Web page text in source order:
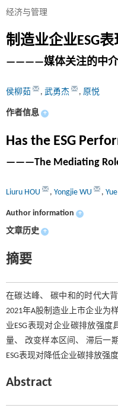
经济与管理
制造业企业ESG
————媒体关注的中介
侯柳茹 , 武勇杰 , 原悦
作者信息 +
Has the ESG
———The Mediating
Liuru HOU , Yongjie WU ,
Author information +
文章历史 +
摘要
在碳达峰、 碳中和的时代大
2021年A股制造业上市企业为
业ESG表现对企业碳排放强
量、 改变样本区间、 滞后一
ESG表现对降低企业碳排放强
Abstract